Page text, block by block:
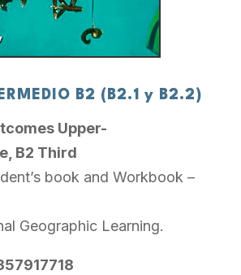
B2 (B2.1 y B2.2)
Upper-
B2 Third
book and Workbook –
Geographic Learning.